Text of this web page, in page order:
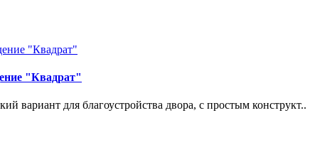
"Квадрат"
вариант для благоустройства двора, с простым конструкт..